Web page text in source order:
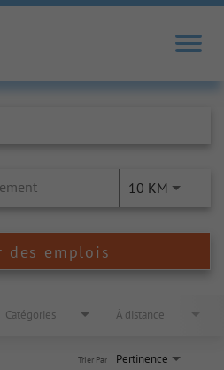
10 KM
des emplois
Catégories À distance
Pertinence
Trier Par